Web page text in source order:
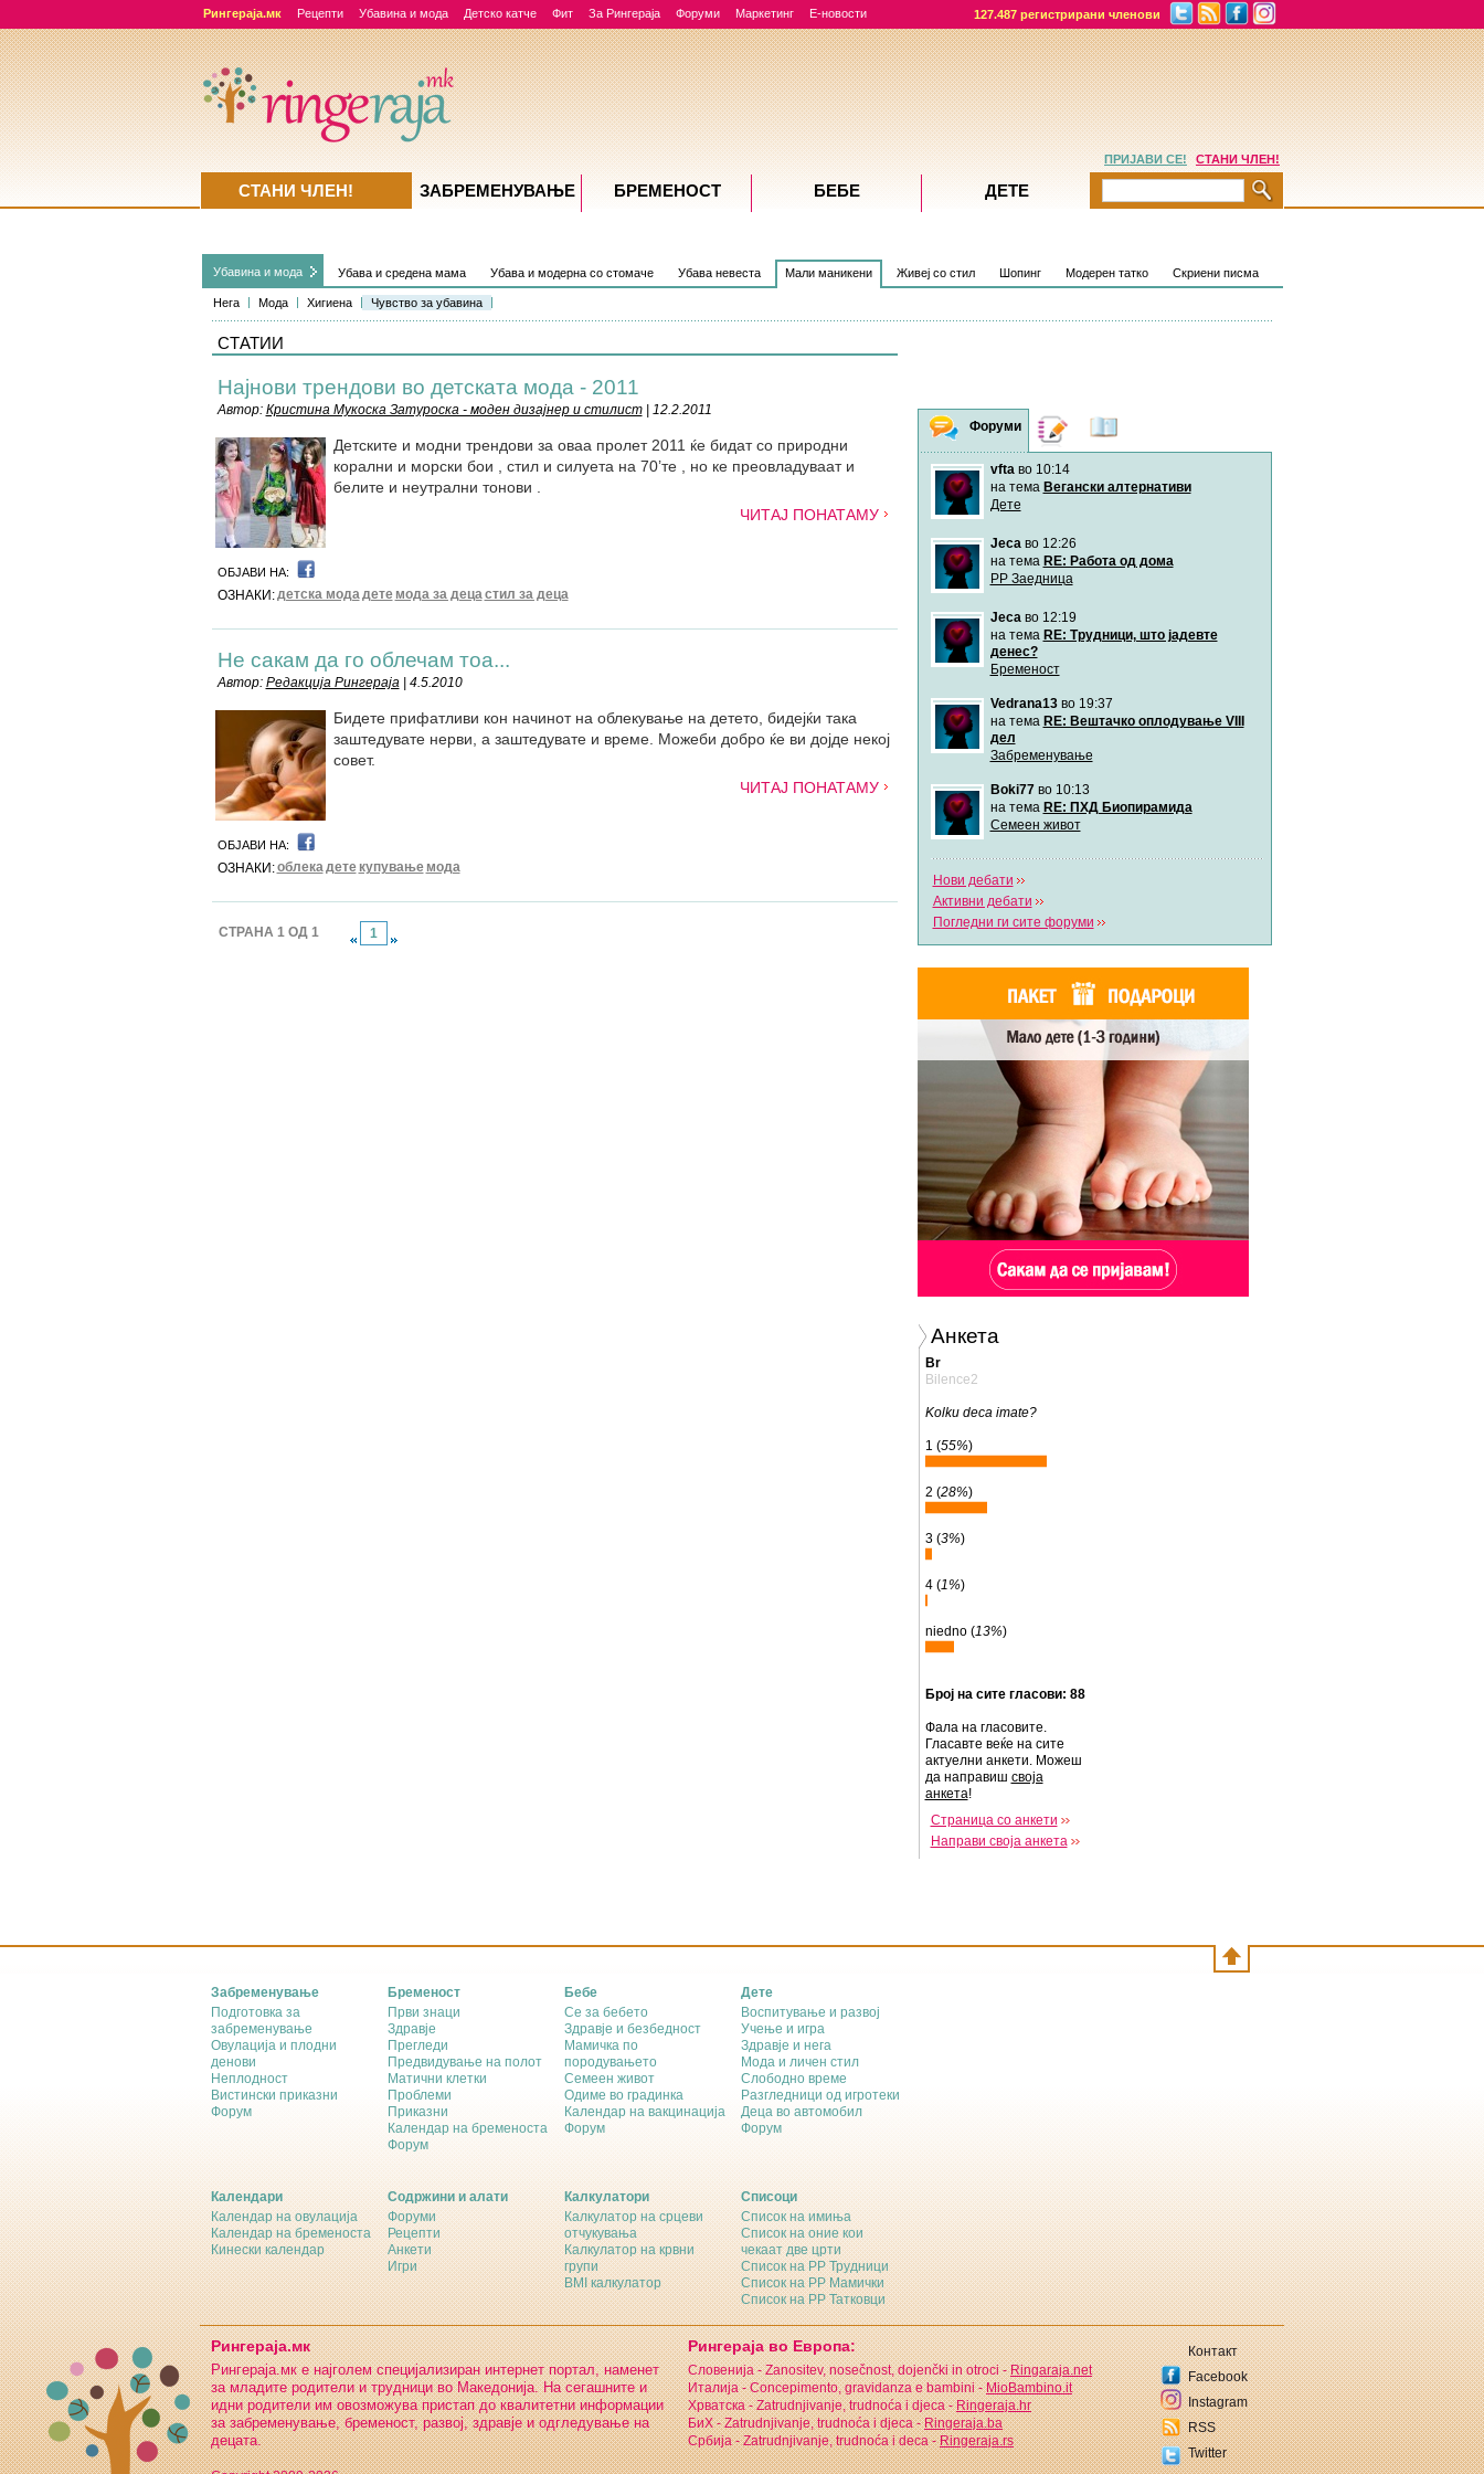
Рингераја.мк Рецепти Убавина и мода Детско катче Фит За Рингераја Форуми Маркетинг Е-новости 127.487 регистрирани членови
Убавина и мода Убава и средена мама Убава и модерна со стомаче Убава невеста Мали маникени
Нега Мода Хигиена Чувство за убавина
Живеј со стил Шопинг Модерен татко Скриени писма
СТАТИИ
Најнови трендови во детската мода - 2011
Автор: Кристина Мукоска Затуроска - моден дизајнер и стилист| 12.2.2011
Детските и модни трендови за оваа пролет 2011 ќе бидат со природни
корални и морски бои , стил и силуета на 70’те , но ке преовладуваат и
белите и неутрални тонови .
ЧИТАЈ ПОНАТАМУ
ОБЈАВИ НА:
ОЗНАКИ:детска модадете мода за децастил за деца
Не сакам да го облечам тоа...
Автор: Редакција Рингераја| 4.5.2010
Бидeте прифатливи кон начинот на облекување на детето, бидејќи така
заштедувате нерви, а заштедувате и време. Можеби добро ќе ви дојде некој
совет.
ЧИТАЈ ПОНАТАМУ
ОБЈАВИ НА:
ОЗНАКИ:облекадете купување мода
СТРАНА 1 ОД 1 1
Форуми Дневници
vftaво 10:14
на тема Вегански алтернативи
Дете
Jecaво 12:26
на тема RE: Работа од дома
РР Заедница
Jecaво 12:19
на тема RE: Трудници, што јадевте
денес?
Бременост
Vedrana13во 19:37
на тема RE: Вештачко оплодување VIII
дел
Забременување
Boki77во 10:13
на тема RE: ПХД Биопирамида
Семеен живот
Нови дебати
Активни дебати
Погледни ги сите форуми
Анкета
Br
Bilence2
Kolku deca imate?
1 (55%)
2 (28%)
3 (3%)
4 (1%)
niedno (13%)
Број на сите гласови: 88
Фала на гласовите.
Гласавте веќе на сите
актуелни анкети. Можеш
да направиш своја
анкета!
Страница со анкети
Направи своја анкета
ПРИЈАВИ СЕ! СТАНИ ЧЛЕН!
СТАНИ ЧЛЕН! ЗАБРЕМЕНУВАЊE БРЕМЕНОСТ БЕБЕ ДЕТЕ
Забременување
Подготовка за
забременување
Овулација и плодни
денови
Неплодност
Вистински приказни
Форум
Бременост
Први знаци
Здравје
Прегледи
Предвидување на полот
Матични клетки
Проблеми
Приказни
Календар на бременоста
Форум
Бебе
Се за бебето
Здравје и безбедност
Мамичка по
породувањето
Семеен живот
Одиме во градинка
Календар на вакцинација
Форум
Дете
Воспитување и развој
Учење и игра
Здравје и нега
Мода и личен стил
Слободно време
Разгледници од игротеки
Деца во автомобил
Форум
Календари
Календар на овулација
Календар на бременоста
Кинески календар
Содржини и алати
Форуми
Рецепти
Анкети
Игри
Калкулатори
Калкулатор на срцеви
отчукувања
Калкулатор на крвни
групи
BMI калкулатор
Списоци
Список на имиња
Список на оние кои
чекаат две црти
Список на РР Трудници
Список на РР Мамички
Список на РР Татковци
Рингераја.мк
Рингераја.мк е најголем специјализиран интернет портал, наменет
за младите родители и трудници во Македонија. На сегашните и
идни родители им овозможува пристап до квалитетни информации
за забременување, бременост, развој, здравје и одгледување на
децата.
Рингераја во Европа:
Словенија - Zanositev, nosečnost, dojenčki in otroci -Ringaraja.net
Италија - Concepimento, gravidanza e bambini -MioBambino.it
Хрватска - Zatrudnjivanje, trudnoća i djeca -Ringeraja.hr
БиХ - Zatrudnjivanje, trudnoća i djeca -Ringeraja.ba
Србија - Zatrudnjivanje, trudnoća i deca -Ringeraja.rs
Контакт
Facebook
Instagram
RSS
Twitter